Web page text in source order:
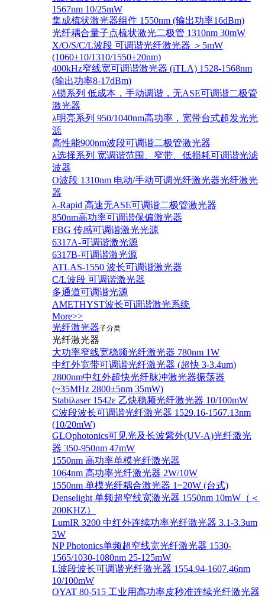
1567nm 10/25mW
集成梳状激光器组件 1550nm (输出功率16dBm)
光纤耦合量子点梳状激光二极管 1310nm 30mW
X/O/S/C/L波段 可调谐光纤激光器 ＞5mW
(1060±10/1310/1550±20nm)
400kHz窄线宽可调谐激光器 (iTLA) 1528-1568nm
(输出功率8-17dBm)
λ锁系列 低成本，手动调谐，无ASE可调谐二极管
激光器
λ明亮系列 950/1040nm高功率，宽带台式超发光光
源
高性能900nm波段可调谐二极管激光器
λ选择系列 宽调谐范围、窄带、低损耗可调谐光滤
波器
O波段 1310nm 电动/手动可调光纤激光器光纤激光
器
λ-Rapid 高速无ASE可调谐二极管激光器
850nm高功率可调谐保偏激光器
FBG 传感可调谐激光光源
6317A-可调谐激光源
6317B-可调谐激光源
ATLAS-1550 波长可调谐激光器
C/L波段 可调谐激光器
多通道可调谐光源
AMETHYST波长可调谐激光系统
More>>
光纤激光器子分类
光纤激光器
大功率窄线宽稳频光纤激光器 780nm 1W
中红外宽带可调谐光纤激光器 (超快 3-3.4um)
2800nm中红外超快光纤脉冲激光器振荡器
(~35MHz 2800±5nm 35mW)
Stabiλaser 1542ε 乙炔稳频光纤激光器 10/100mW
C波段波长可调谐光纤激光器 1529.16-1567.13nm
(10/20mW)
GLOphotonics可见光及长波紫外(UV-A)光纤激光
器 350-950nm 47mW
1550nm 高功率单模光纤激光器
1064nm 高功率光纤激光器 2W/10W
1550nm 单模光纤耦合激光器 1~20W (台式)
Denselight 单频超窄线宽激光器 1550nm 10mW（＜
200KHZ）
LumIR 3200 中红外连续功率光纤激光器 3.1-3.3um
5W
NP Photonics单频超窄线宽光纤激光器 1530-
1565/1030-1080nm 25-125mW
L波段波长可调谐光纤激光器 1554.94-1607.46nm
10/100mW
OYAT 80-515 工业用高功率皮秒准连续光纤激光器